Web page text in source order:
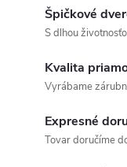
Špičkové
S dlhou
Kvalita
Vyrábame
Expresné
Tovar doručíme